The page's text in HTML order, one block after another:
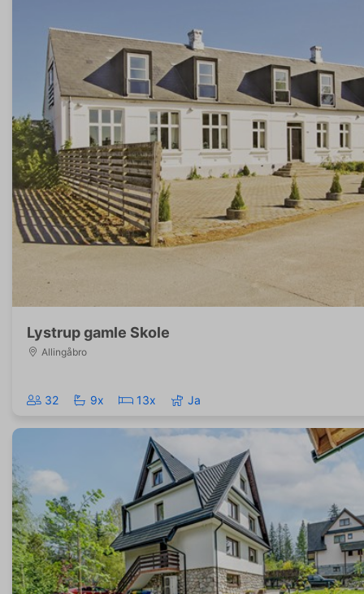
Lystrup gamle Skole
Allingåbro
32 9x 13x Ja